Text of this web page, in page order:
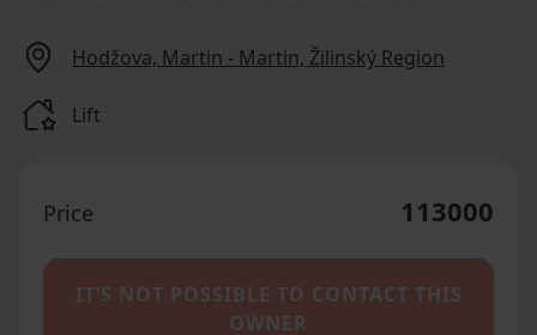
Hodžova, Martin - Martin, Žilinský Region
Lift
Price 113000
IT’S NOT POSSIBLE TO CONTACT THIS
OWNER